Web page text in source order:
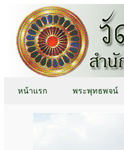
หน้าแรก พระพุทธพจน์